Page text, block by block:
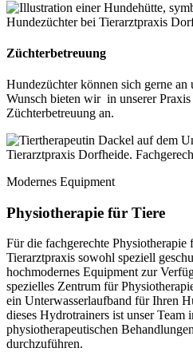
Züchterbetreuung
Hundezüchter können sich gerne
Wunsch bieten wir in unserer Praxis
Züchterbetreuung an.
Modernes Equipment
Physiotherapie für Tiere
Für die fachgerechte Physiotherapie
Tierarztpraxis sowohl speziell
hochmodernes Equipment zur
spezielles Zentrum für
ein Unterwasserlaufband für Ihren
dieses Hydrotrainers ist unser Team
physiotherapeutischen
durchzuführen.